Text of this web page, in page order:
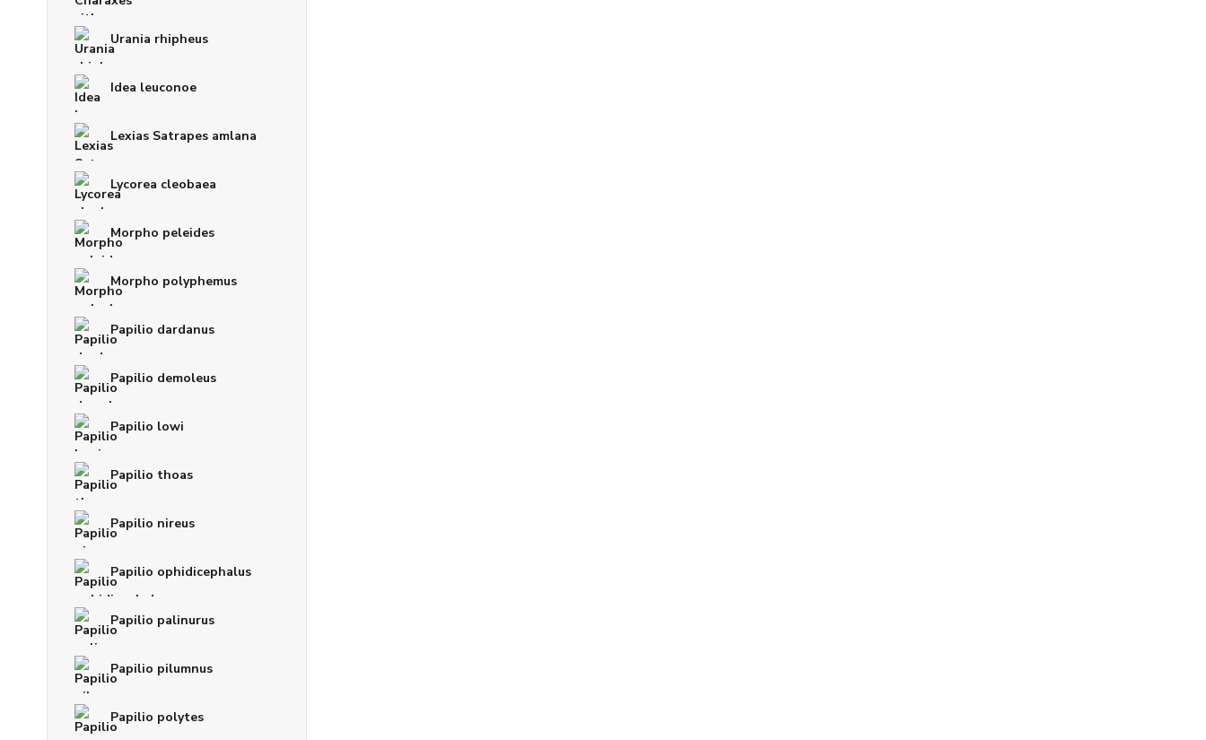
Urania rhipheus
Idea leuconoe
Lexias Satrapes amlana
Lycorea cleobaea
Morpho peleides
Morpho polyphemus
Papilio dardanus
Papilio demoleus
Papilio lowi
Papilio thoas
Papilio nireus
Papilio ophidicephalus
Papilio palinurus
Papilio pilumnus
Papilio polytes